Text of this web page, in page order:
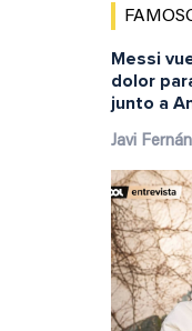
Messi
dolor
junto a
Javi